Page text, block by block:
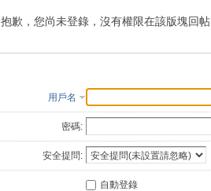
索
抱歉，您尚未登錄，沒有權限在該版塊回帖
用戶名
密碼:
安全提問:
自動登錄